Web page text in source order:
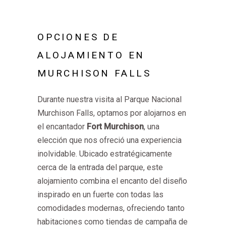
OPCIONES DE
ALOJAMIENTO EN
MURCHISON FALLS
Durante nuestra visita al Parque Nacional
Murchison Falls, optamos por alojarnos en
el encantador Fort Murchison, una
elección que nos ofreció una experiencia
inolvidable. Ubicado estratégicamente
cerca de la entrada del parque, este
alojamiento combina el encanto del diseño
inspirado en un fuerte con todas las
comodidades modernas, ofreciendo tanto
habitaciones como tiendas de campaña de